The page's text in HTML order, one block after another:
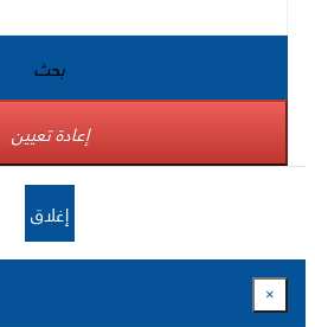
بحث
إعادة تعيين
إغلاق
×